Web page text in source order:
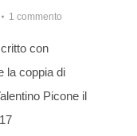
1 commento
con
la coppia di
Picone il